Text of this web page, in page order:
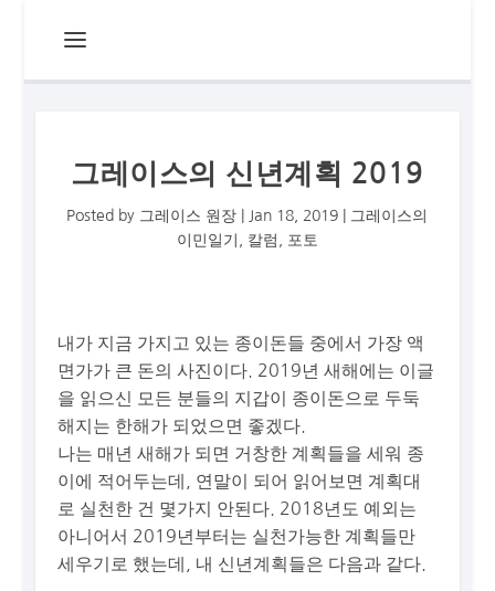
그레이스의 신년계획 2019
Posted by 그레이스 원장 Jan 18, 2019
그레이스의
이민일기
칼럼 포토
내가 지금 가지고 있는 종이돈들 중에서 가장 액
면가가 큰 돈의 사진이다. 2019년 새해에는 이글
을 읽으신 모든 분들의 지갑이 종이돈으로 두둑
해지는 한해가 되었으면 좋겠다.
나는 매년 새해가 되면 거창한 계획들을 세워 종
이에 적어두는데, 연말이 되어 읽어보면 계획대
로 실천한 건 몇가지 안된다. 2018년도 예외는
아니어서 2019년부터는 실천가능한 계획들만
세우기로 했는데, 내 신년계획들은 다음과 같다.